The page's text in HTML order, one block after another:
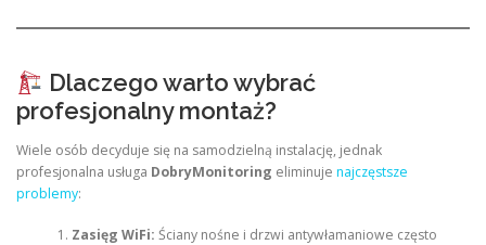
Dlaczego warto wybrać
profesjonalny montaż?
Wiele osób decyduje się na samodzielną instalację, jednak
profesjonalna usługa DobryMonitoring eliminuje najczęstsze
problemy:
Zasięg WiFi: Ściany nośne i drzwi antywłamaniowe często